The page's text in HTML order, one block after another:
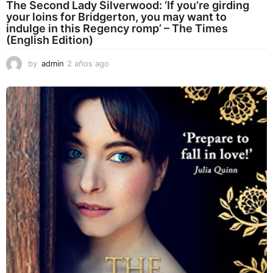
The Second Lady Silverwood: ‘If you’re girding
your loins for Bridgerton, you may want to
indulge in this Regency romp’ – The Times
(English Edition)
by admin 2 años ago
ñ
o
s
a
g
o